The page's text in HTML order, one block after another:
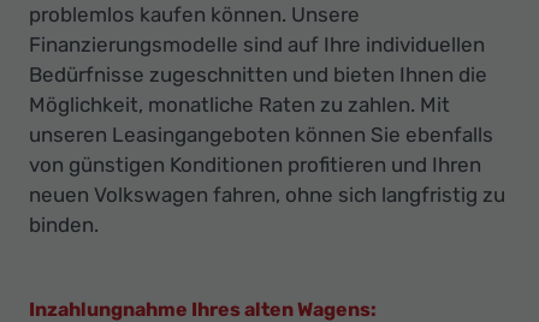
problemlos kaufen können. Unsere
Finanzierungsmodelle sind auf Ihre individuellen
Bedürfnisse zugeschnitten und bieten Ihnen die
Möglichkeit, monatliche Raten zu zahlen. Mit
unseren Leasingangeboten können Sie ebenfalls
von günstigen Konditionen profitieren und Ihren
neuen Volkswagen fahren, ohne sich langfristig zu
binden.
Inzahlungnahme Ihres alten Wagens: